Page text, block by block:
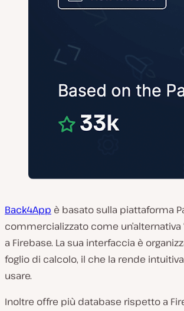
Back4App è basato sulla piattaforma
commercializzato come un’alternativa
a Firebase. La sua interfaccia è
foglio di calcolo, il che la rende
usare.
Inoltre offre più database rispetto a